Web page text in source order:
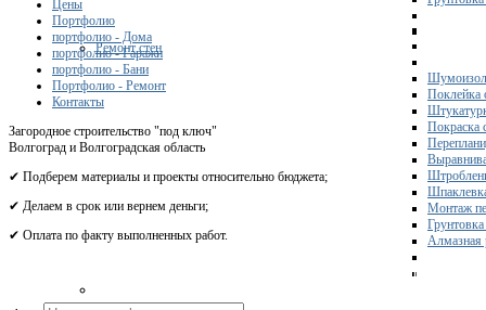
Ремонт стен
Поклейка
Покраска
Монтаж
Грунтовка
Алмазная
Цены
Портфолио
портфолио - Дома
портфолио - Гаражи
портфолио - Бани
Портфолио - Ремонт
Контакты
Загородное строительство "под ключ"
Волгоград и Волгоградская область
✔ Подберем материалы и проекты относительно бюджета;
✔ Делаем в срок или вернем деньги;
✔ Оплата по факту выполненных работ.